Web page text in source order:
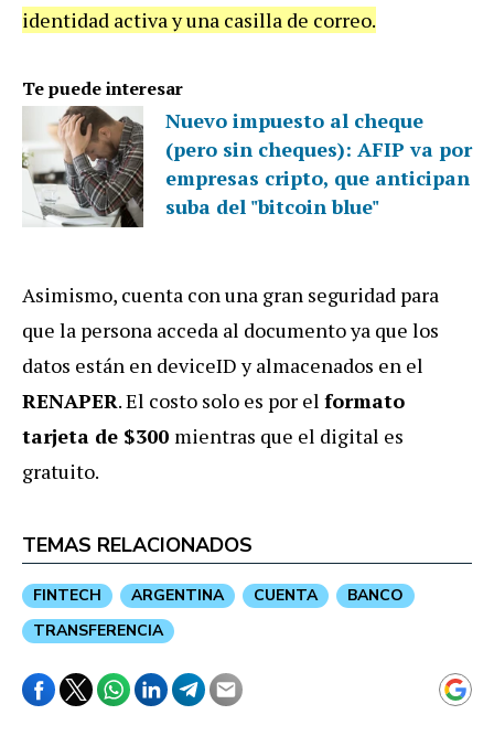
identidad activa y una casilla de correo.
Te puede interesar
Nuevo impuesto al cheque
(pero sin cheques): AFIP va por
empresas cripto, que anticipan
suba del "bitcoin blue"
Asimismo, cuenta con una gran seguridad para
que la persona acceda al documento ya que los
datos están en deviceID y almacenados en el
RENAPER. El costo solo es por el formato
tarjeta de $300 mientras que el digital es
gratuito.
TEMAS RELACIONADOS
FINTECH ARGENTINA CUENTA
BANCO
TRANSFERENCIA